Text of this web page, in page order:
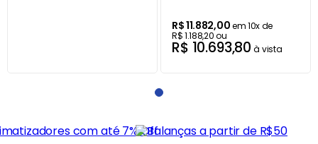
R$11.882,00em10x de
R$1.188,20ou
R$ 10.693,80 à vista